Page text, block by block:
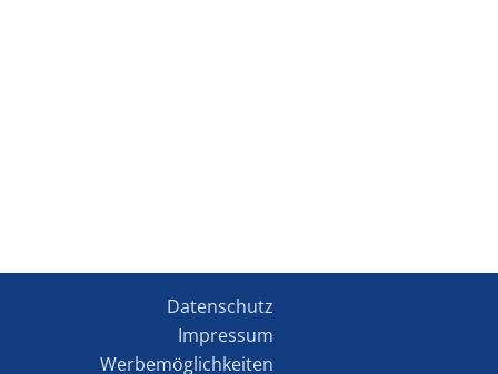
Datenschutz
Impressum
Werbemöglichkeiten